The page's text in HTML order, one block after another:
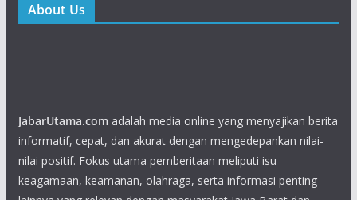
About Us
JabarUtama.comadalah media online yang menyajikan berita
informatif, cepat, dan akurat dengan mengedepankan nilai-
nilai positif. Fokus utama pemberitaan meliputi isu
keagamaan, keamanan, olahraga, serta informasi penting